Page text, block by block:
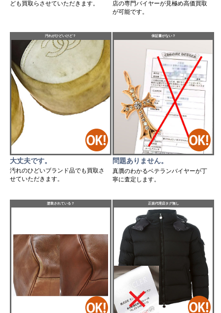
ども買取らさせていただきます。
店の専門バイヤーが見極め高価買取
が可能です。
汚れがひどいけど？
大丈夫です。
汚れのひどいブランド品でも買取さ
せていただきます。
保証書がない？
問題ありません。
真贋のわかるベテランバイヤーが丁
寧に査定します。
塗装されている？ 正規代理店タグ無し